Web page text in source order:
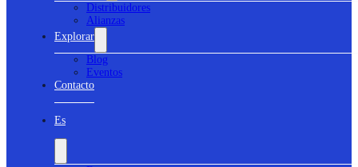
Distribuidores
Alianzas
Explorar
Blog
Eventos
Contacto
Es